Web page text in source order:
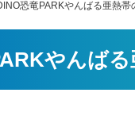
恐竜PARKやんばる亜熱帯
やんば